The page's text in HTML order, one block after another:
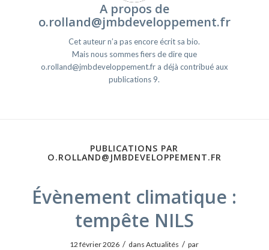
A propos de
o.rolland@jmbdeveloppement.fr
Cet auteur n’a pas encore écrit sa bio.
Mais nous sommes fiers de dire que
o.rolland@jmbdeveloppement.fra déjà contribué aux
publications 9.
PUBLICATIONS PAR
O.ROLLAND@JMBDEVELOPPEMENT.FR
Évènement climatique :
tempête NILS
12 février 2026 / dansActualités / par